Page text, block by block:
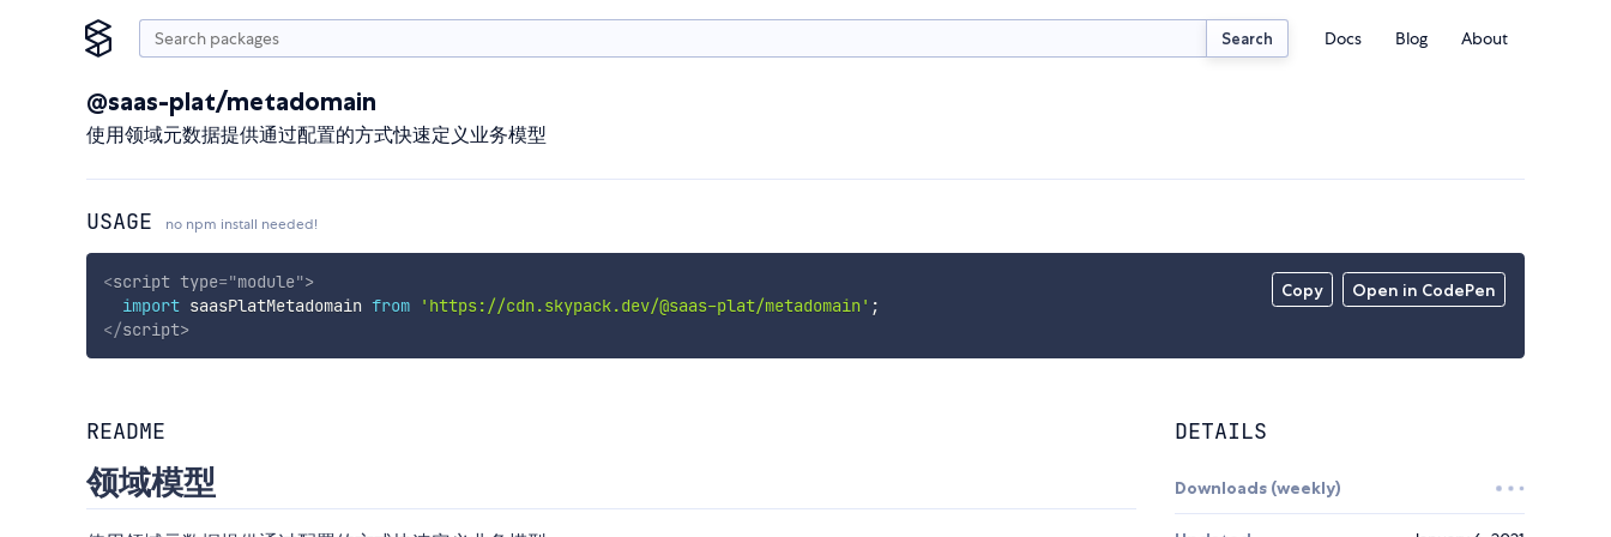
Search Docs Blog About
@saas-plat/metadomain
使用领域元数据提供通过配置的方式快速定义业务模型
USAGE no npm install needed!
Copy Open in CodePen
<script type="module">
import saasPlatMetadomain from 'https://cdn.skypack.dev/@saas-plat/metadomain' ;
</script>
README
领域模型
DETAILS
Downloads (weekly)